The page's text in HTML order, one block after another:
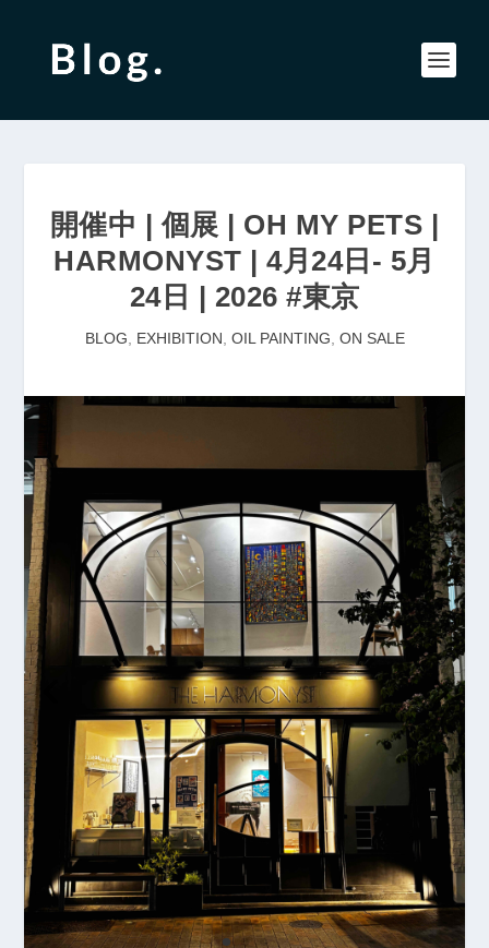
開催中 | 個展 | OH MY PETS |
HARMONYST | 4月24日- 5月
24日 | 2026 #東京
BLOG EXHIBITION OIL PAINTING ON SALE